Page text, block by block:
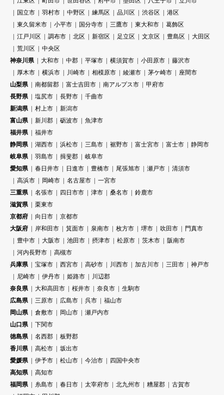
国立市
羽村市 中野区 練馬区 品川区 渋谷区
港区
東久留米市
小平市 国分寺市 三鷹市 東大和市
葛飾区
江戸川区
調布市 北区 新宿区 足立区 文京区 豊島区
大田区
荒川区
中央区
神奈川県
大和市 中郡 平塚市 横須賀市 小田原市
藤沢市
厚木市
横浜市 川崎市 相模原市 綾瀬市 茅ケ崎市
座間市
山梨県
南都留郡 富士吉田市 南アルプス市
甲府市
長野県
塩尻市 長野市
千曲市
新潟県
村上市
新潟市
富山県
新川郡 砺波市
魚津市
福井県
福井市
静岡県
湖西市 浜松市 三島市 裾野市 富士宮市 富士市
静岡市
岐阜県
羽島市 揖斐郡
岐阜市
愛知県
春日井市 日進市 豊橋市 尾張旭市 瀬戸市
清須市
高浜市
岡崎市 名古屋市
一宮市
三重県
名張市 四日市市 津市 桑名市
鈴鹿市
滋賀県
栗東市
京都府
向日市
京都市
大阪府
岸和田市 箕面市 泉南市 枚方市 堺市 吹田市
門真市
豊中市
大阪市 池田市 摂津市 松原市 茨木市
阪南市
河内長野市
高槻市
兵庫県
宝塚市 西宮市 高砂市 川西市 加古川市 三田市
神戸市
尼崎市
伊丹市 姫路市
川辺郡
奈良県
大和高田市 桜井市 奈良市
生駒市
広島県
三原市 広島市 呉市
福山市
岡山県
倉敷市 岡山市
瀬戸内市
山口県
下関市
徳島県
名西郡
板野郡
香川県
高松市
坂出市
愛媛県
伊予市 松山市 今治市
四国中央市
高知県
高知市
福岡県
糸島市 春日市 太宰府市 北九州市 糟屋郡
古賀市